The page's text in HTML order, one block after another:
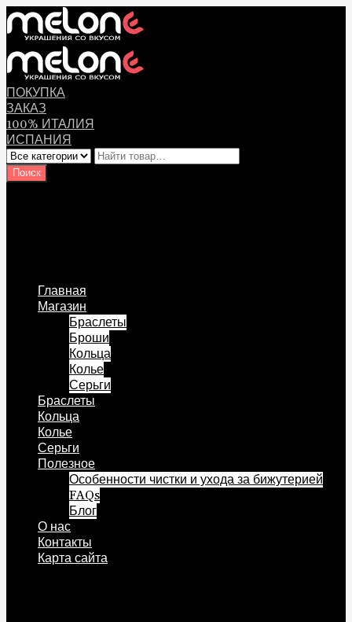
ПОКУПКА
ЗАКАЗ
100% ИТАЛИЯ
ИСПАНИЯ
Главная
Магазин
Браслеты
Броши
Кольца
Колье
Серьги
Браслеты
Кольца
Колье
Серьги
Полезное
Особенности чистки и ухода за бижутерией
FAQs
Блог
О нас
Контакты
Карта сайта